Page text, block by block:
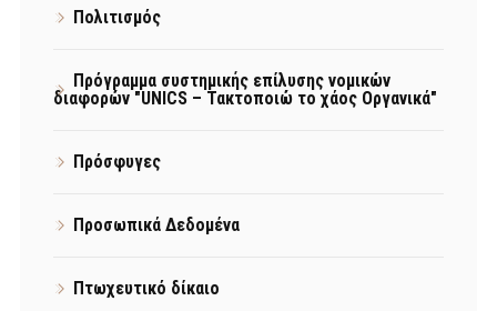
Πολιτισμός
Πρόγραμμα συστημικής επίλυσης νομικών
διαφορών "UNICS – Τακτοποιώ το χάος Οργανικά"
Πρόσφυγες
Προσωπικά Δεδομένα
Πτωχευτικό δίκαιο